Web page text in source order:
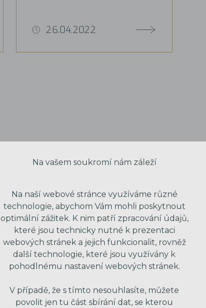
26.04.2022
VAŠE JMÉNO
VÁŠ EMAIL
Na vašem soukromí nám záleží
Na naší webové stránce využíváme různé
technologie, abychom Vám mohli poskytnout
optimální zážitek. K nim patří zpracování údajů,
které jsou technicky nutné k prezentaci
webových stránek a jejich funkcionalit, rovněž
další technologie, které jsou využívány k
pohodlnému nastavení webových stránek.
V případě, že s tímto nesouhlasíte, můžete
povolit jen tu část sbírání dat, se kterou